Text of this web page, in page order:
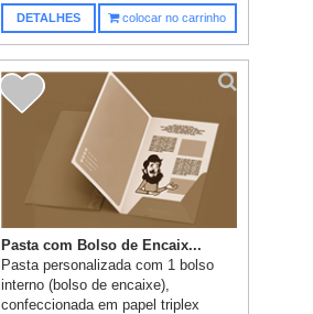
DETALHES colocar no carrinho
Pasta com Bolso de Encaix...
Pasta personalizada com 1 bolso
interno (bolso de encaixe),
confeccionada em papel triplex